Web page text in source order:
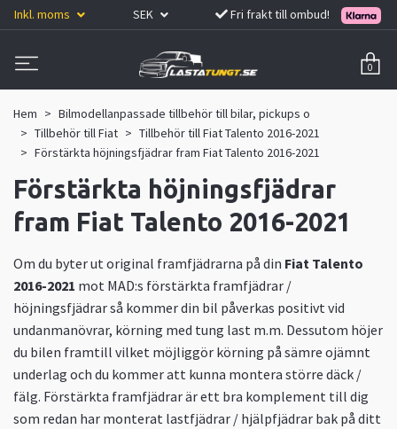
Inkl. moms SEK Fri frakt till ombud!
0
Hem
Bilmodellanpassade tillbehör till bilar, pickups o
Tillbehör till Fiat
Tillbehör till Fiat Talento 2016-2021
Förstärkta höjningsfjädrar fram Fiat Talento 2016-2021
Förstärkta höjningsfjädrar
fram Fiat Talento 2016-2021
Om du byter ut original framfjädrarna på din Fiat Talento
2016-2021 mot MAD:s förstärkta framfjädrar /
höjningsfjädrar så kommer din bil påverkas positivt vid
undanmanövrar, körning med tung last m.m. Dessutom höjer
du bilen framtill vilket möjliggör körning på sämre ojämnt
underlag och du kommer att kunna montera större däck /
fälg. Förstärkta framfjädrar är ett bra komplement till dig
som redan har monterat lastfjädrar / hjälpfjädrar bak på ditt